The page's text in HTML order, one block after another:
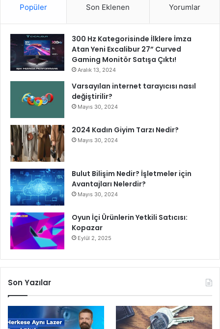
Popüler Son Eklenen Yorumlar
300 Hz Kategorisinde İlklere İmza
Atan Yeni Excalibur 27” Curved
Gaming Monitör Satışa Çıktı!
Aralık 13, 2024
Varsayılan internet tarayıcısı nasıl
değiştirilir?
Mayıs 30, 2024
2024 Kadın Giyim Tarzı Nedir?
Mayıs 30, 2024
Bulut Bilişim Nedir? İşletmeler için
Avantajları Nelerdir?
Mayıs 30, 2024
Oyun İçi Ürünlerin Yetkili Satıcısı:
Kopazar
Eylül 2, 2025
Son Yazılar